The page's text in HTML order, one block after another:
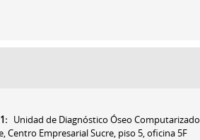
Unidad de Diagnóstico Óseo Computarizado
Centro Empresarial Sucre, piso 5, oficina 5F